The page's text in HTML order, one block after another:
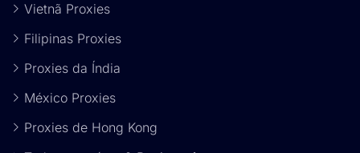
Vietnã Proxies
Filipinas Proxies
Proxies da Índia
México Proxies
Proxies de Hong Kong